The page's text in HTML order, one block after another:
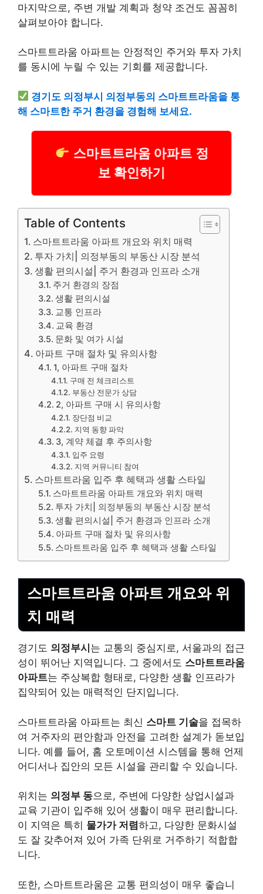
마지막으로, 주변 개발 계획과 청약 조건도 꼼꼼히
살펴보아야 합니다.
스마트트라움 아파트는 안정적인 주거와 투자 가치
를 동시에 누릴 수 있는 기회를 제공합니다.
경기도 의정부시 의정부동의 스마트트라움을 통
해 스마트한 주거 환경을 경험해 보세요.
스마트트라움 아파트 정
보 확인하기
Table of Contents
스마트트라움 아파트 개요와 위치 매력
투자 가치| 의정부동의 부동산 시장 분석
생활 편의시설| 주거 환경과 인프라 소개
주거 환경의 장점
생활 편의시설
교통 인프라
교육 환경
문화 및 여가 시설
아파트 구매 절차 및 유의사항
1, 아파트 구매 절차
구매 전 체크리스트
부동산 전문가 상담
2, 아파트 구매 시 유의사항
장단점 비교
지역 동향 파악
3, 계약 체결 후 주의사항
입주 요령
지역 커뮤니티 참여
스마트트라움 입주 후 혜택과 생활 스타일
스마트트라움 아파트 개요와 위치 매력
투자 가치| 의정부동의 부동산 시장 분석
생활 편의시설| 주거 환경과 인프라 소개
아파트 구매 절차 및 유의사항
스마트트라움 입주 후 혜택과 생활 스타일
스마트트라움 아파트 개요와 위
치 매력
경기도 의정부시 는 교통의 중심지로, 서울과의 접근
성이 뛰어난 지역입니다. 그 중에서도 스마트트라움
아파트는 주상복합 형태로, 다양한 생활 인프라가
집약되어 있는 매력적인 단지입니다.
스마트트라움 아파트는 최신 스마트 기술을 접목하
여 거주자의 편안함과 안전을 고려한 설계가 돋보입
니다. 예를 들어, 홈 오토메이션 시스템을 통해 언제
어디서나 집안의 모든 시설을 관리할 수 있습니다.
위치는 의정부 동으로, 주변에 다양한 상업시설과
교육 기관이 입주해 있어 생활이 매우 편리합니다.
이 지역은 특히 물가가 저렴하고, 다양한 문화시설
도 잘 갖추어져 있어 가족 단위로 거주하기 적합합
니다.
또한, 스마트트라움은 교통 편의성이 매우 좋습니